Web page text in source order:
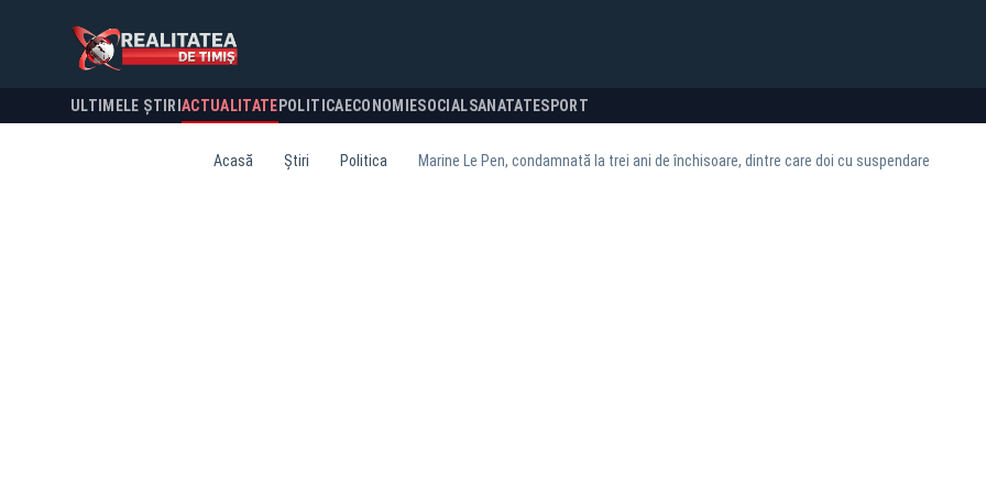
ULTIMELE ȘTIRI ACTUALITATE POLITICA ECONOMIESOCIALSANATATESPORT
Acasă Știri Politica Marine Le Pen, condamnată la trei ani de închisoare, dintre care doi cu suspendare